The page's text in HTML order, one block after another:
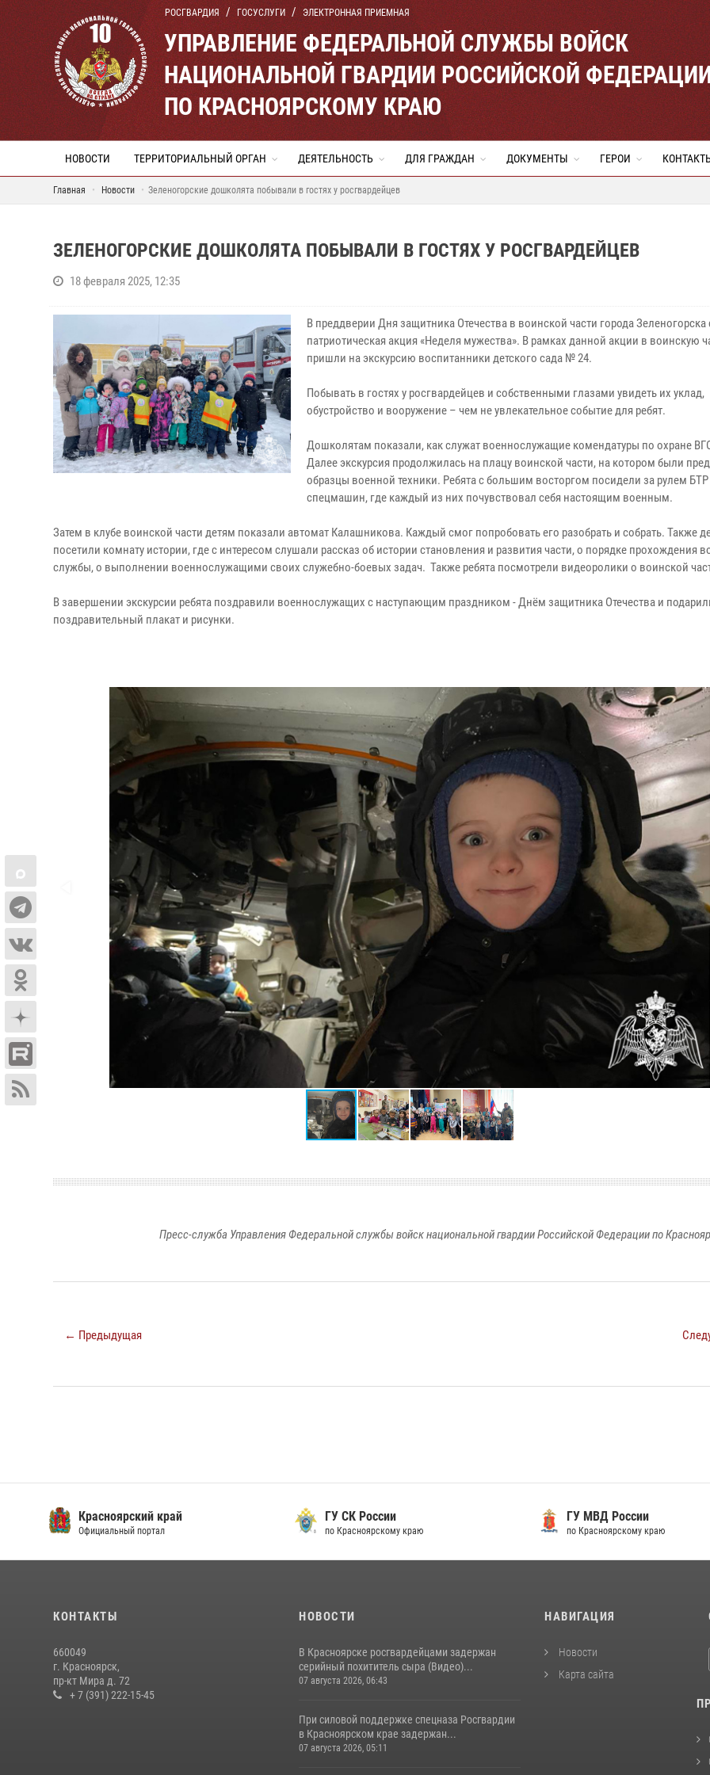
РОСГВАРДИЯ ГОСУСЛУГИ ЭЛЕКТРОННАЯ ПРИЕМНАЯ
УПРАВЛЕНИЕ ФЕДЕРАЛЬНОЙ СЛУЖБЫ ВОЙСК
НАЦИОНАЛЬНОЙ ГВАРДИИ РОССИЙСКОЙ
ПО КРАСНОЯРСКОМУ КРАЮ
НОВОСТИ ТЕРРИТОРИАЛЬНЫЙ ОРГАН ДЕЯТЕЛЬНОСТЬ ДЛЯ ГРАЖДАН ДОКУМЕНТЫ ГЕРОИ
Главная Новости Зеленогорские дошколята побывали в гостях у росгвардейцев
ЗЕЛЕНОГОРСКИЕ ДОШКОЛЯТА ПОБЫВАЛИ В ГОСТЯХ У РОСГВАРДЕЙЦЕВ
18 февраля 2025, 12:35
В преддверии Дня защитника Отечества в воинской части города Зеленогорска
патриотическая акция «Неделя мужества». В рамках данной акции в воинскую
пришли на экскурсию воспитанники детского сада № 24.
Побывать в гостях у росгвардейцев и собственными глазами увидеть их уклад,
обустройство и вооружение – чем не увлекательное событие для ребят.
Дошколятам показали, как служат военнослужащие комендатуры по охране
Далее экскурсия продолжилась на плацу воинской части, на котором были
образцы военной техники. Ребята с большим восторгом посидели за рулем БТР
спецмашин, где каждый из них почувствовал себя настоящим военным.
Затем в клубе воинской части детям показали автомат Калашникова. Каждый смог попробовать его разобрать и собрать. Также
посетили комнату истории, где с интересом слушали рассказ об истории становления и развития части, о порядке прохождения
службы, о выполнении военнослужащими своих служебно-боевых задач. Также ребята посмотрели видеоролики о воинской
В завершении экскурсии ребята поздравили военнослужащих с наступающим праздником - Днём защитника Отечества и
поздравительный плакат и рисунки.
Пресс-служба Управления Федеральной службы войск национальной гвардии Российской Федерации по
← Предыдущая
Красноярский край
Официальный портал
ГУ СК России
по Красноярскому краю
ГУ МВД России
по Красноярскому краю
КОНТАКТЫ
660049
г. Красноярск,
пр-кт Мира д. 72
+ 7 (391) 222-15-45
НОВОСТИ
В Красноярске росгвардейцами задержан
серийный похититель сыра (Видео)...
07 августа 2026, 06:43
При силовой поддержке спецназа Росгвардии
в Красноярском крае задержан...
07 августа 2026, 05:11
НАВИГАЦИЯ
Новости
Карта сайта